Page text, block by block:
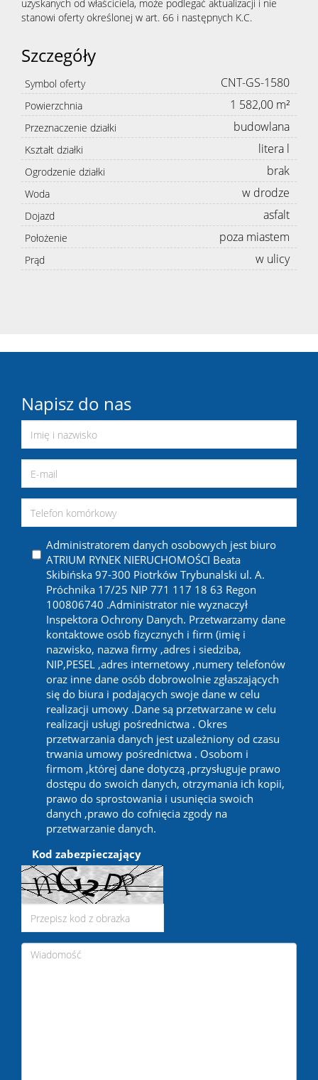
uzyskanych od właściciela, może podlegać aktualizacji i nie
stanowi oferty określonej w art. 66 i następnych K.C.
Szczegóły
Symbol oferty CNT-GS-1580
Powierzchnia 1 582,00 m²
Przeznaczenie działki budowlana
Kształt działki litera l
Ogrodzenie działki brak
Woda w drodze
Dojazd asfalt
Położenie poza miastem
Prąd w ulicy
Napisz do nas
Administratorem danych osobowych jest biuro
ATRIUM RYNEK NIERUCHOMOŚCI Beata
Skibińska 97-300 Piotrków Trybunalski ul. A.
Próchnika 17/25 NIP 771 117 18 63 Regon
100806740 .Administrator nie wyznaczył
Inspektora Ochrony Danych. Przetwarzamy dane
kontaktowe osób fizycznych i firm (imię i
nazwisko, nazwa firmy ,adres i siedziba,
NIP,PESEL ,adres internetowy ,numery telefonów
oraz inne dane osób dobrowolnie zgłaszających
się do biura i podających swoje dane w celu
realizacji umowy .Dane są przetwarzane w celu
realizacji usługi pośrednictwa . Okres
przetwarzania danych jest uzależniony od czasu
trwania umowy pośrednictwa . Osobom i
firmom ,której dane dotyczą ,przysługuje prawo
dostępu do swoich danych, otrzymania ich kopii,
prawo do sprostowania i usunięcia swoich
danych ,prawo do cofnięcia zgody na
przetwarzanie danych.
Kod zabezpieczający